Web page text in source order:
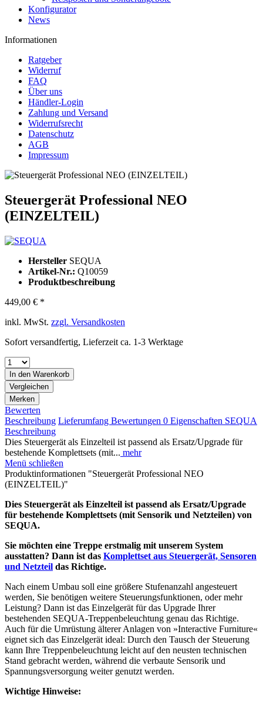
Konfigurator
News
Informationen
Ratgeber
Widerruf
FAQ
Über uns
Händler-Login
Zahlung und Versand
Widerrufsrecht
Datenschutz
AGB
Impressum
Steuergerät Professional NEO
(EINZELTEIL)
Hersteller SEQUA
Artikel-Nr.: Q10059
Produktbeschreibung
449,00 € *
inkl. MwSt. zzgl. Versandkosten
Sofort versandfertig, Lieferzeit ca. 1-3 Werktage
In den Warenkorb
Vergleichen
Merken
Bewerten
Beschreibung Lieferumfang Bewertungen 0 Eigenschaften SEQUA
Beschreibung
Dies Steuergerät als Einzelteil ist passend als Ersatz/Upgrade für
bestehende Komplettsets (mit... mehr
Menü schließen
Produktinformationen "Steuergerät Professional NEO
(EINZELTEIL)"
Dies Steuergerät als Einzelteil ist passend als Ersatz/Upgrade
für bestehende Komplettsets (mit Sensorik und Netzteilen) von
SEQUA.
Sie möchten eine Treppe erstmalig mit unserem System
ausstatten? Dann ist das Komplettset aus Steuergerät, Sensoren
und Netzteil das Richtige.
Nach einem Umbau soll eine größere Stufenanzahl angesteuert
werden, Sie benötigen weitere Steuerungsfunktionen, oder mehr
Leistung? Dann ist das Einzelgerät für das Upgrade Ihrer
bestehenden SEQUA-Treppenbeleuchtung genau das Richtige.
Auch für die Umrüstung älterer Anlagen von »Interactive Furniture«
eignet sich das Einzelgerät ideal: Durch den Tausch der Steuerung
kann Ihre Treppenbeleuchtung leicht auf den neusten technischen
Stand gebracht werden, während die verbaute Sensorik und
Spannungsversorgung weiter genutzt werden.
Wichtige Hinweise: